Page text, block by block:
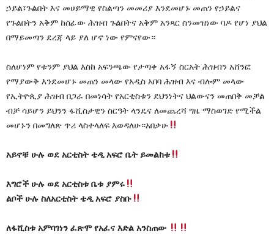
ኃይል፣ጉልበት እና መሀይማዊ የስልጣን መመሪያ እንደመሆኑ መጠን የኃይልና
የጉልበትን አቅም ከሰፊው ሕዝብ ጉልበትና አቅም አንጻር ስንመዝነው ባዶ የሆነ ያህል
በማይመጣን ደረጃ ላይ ያለ ሆኖ ነው የምናየው።
ስለሆነም የቱንም ያህል እስከ አፍንጫው የታጣቀ አፋኝ ስርአት ሕዝብን አሸንፎ
የማያውቅ እንደመሆኑ መጠን መላው የአዲስ አበባ ሕዝብ እና ብሎም መላው
የኢትዮጲያ ሕዝብ በጋራ በመነሳት የአርቲስቱን ደህንነትና ህልውናን መጠበቅ መቻል
ብቻ ሳይሆን ይህንን ፋሺስታዊን ስርዓት ላንዴና ለመጨረሻ ግዜ ማስወገድ የሚችል
መሆኑን በመግለጽ ጥሪ ላስተላለፍ እወዳለሁ።አበቃሁ
አይኖቹ ሁሉ ወደ አርቲስት ቴዲ አፍሮ ቤት ይመልከቱ
እግሮች ሁሉ ወደ አርቲስቱ ቤቱ ያምሩ
ልቦች ሁሉ ስለአርቲስት ቴዲ አፍሮ ያስቡ
ለፋሺስቱ አምባገነን ፈጽሞ የአፈና እድል አንስጠው